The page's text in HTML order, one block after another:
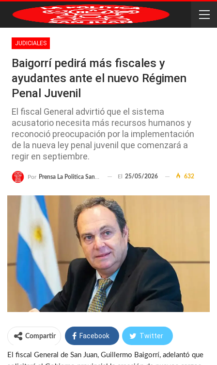
JUDICIALES
Baigorrí pedirá más fiscales y
ayudantes ante el nuevo Régimen
Penal Juvenil
El fiscal General advirtió que el sistema
acusatorio necesita más recursos humanos y
reconoció preocupación por la implementación
de la nueva ley penal juvenil que comenzará a
regir en septiembre.
Por Prensa La Politica San Juan El 25/05/2026 632
Compartir Facebook Twitter
WhatsApp Telegram
El fiscal General de San Juan, Guillermo Baigorrí, adelantó que